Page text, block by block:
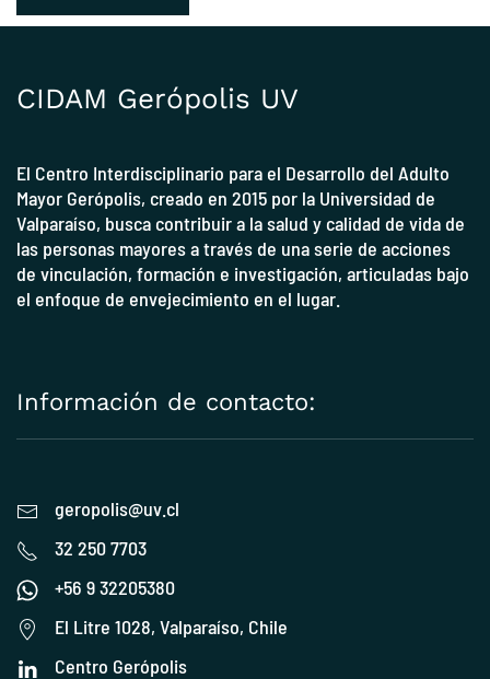
CIDAM Gerópolis UV
El Centro Interdisciplinario para el Desarrollo del Adulto
Mayor Gerópolis, creado en 2015 por la Universidad de
Valparaíso, busca contribuir a la salud y calidad de vida de
las personas mayores a través de una serie de acciones
de vinculación, formación e investigación, articuladas bajo
el enfoque de envejecimiento en el lugar.
Información de contacto:
geropolis@uv.cl
32 250 7703
+56 9 32205380
El Litre 1028, Valparaíso, Chile
Centro Gerópolis